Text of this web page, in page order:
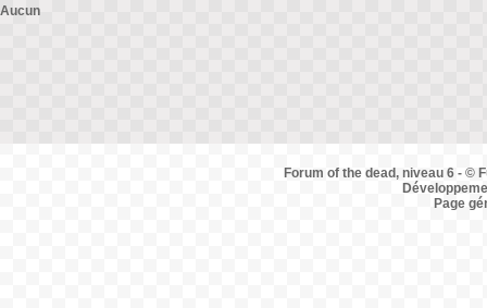
Aucun
Forum of the dead, niveau 6 - ©
Page